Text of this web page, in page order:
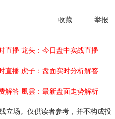
收藏 举报
直播 龙头：今日盘中实战直播
直播 虎子：盘面实时分析解答
解答 風雲：最新盘面走势解析
立场。仅供读者参考，并不构成投